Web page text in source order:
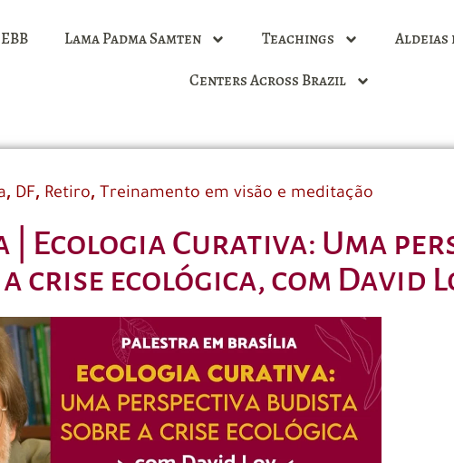
Lama Padma Samten Teachings
Aldeias
Centers Across Brazil
, DF, Retiro, Treinamento em visão e meditação
Ecologia Curativa: Uma
crise ecológica, com David